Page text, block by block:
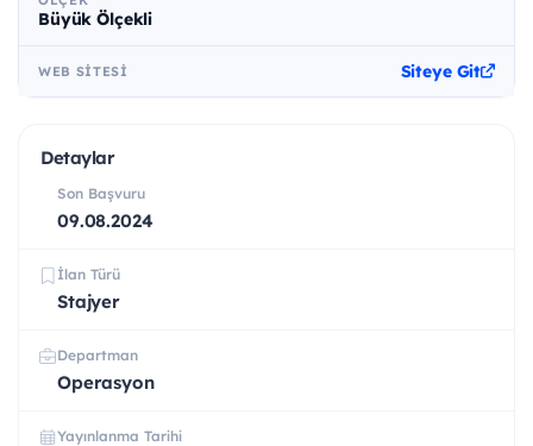
Büyük Ölçekli
WEB SITESI Siteye Git
Detaylar
Son Başvuru
09.08.2024
İlan Türü
Stajyer
Departman
Operasyon
Yayınlanma Tarihi